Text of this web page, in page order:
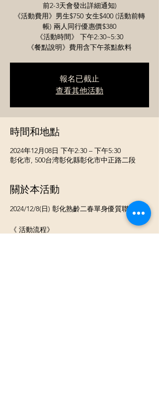
前2-3天會發出詳細通知)
《活動費用》男生$750 女生$400 (活動前轉
帳) 兩人同行優惠價$380
《活動時間》 下午2:30~5:30
《餐點說明》費用含下午茶點飲料
報名已截止
查看其他活動
時間和地點
2024年12月08日 下午2:30 – 下午5:30
彰化市, 500台湾彰化縣彰化市中正路二段
關於本活動
2024/12/8(日) 彰化熟齡二春單身優質聯誼
《 活動流程》